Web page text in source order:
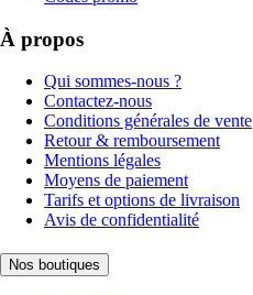
À propos
Qui sommes-nous ?
Contactez-nous
Conditions générales de vente
Retour & remboursement
Mentions légales
Moyens de paiement
Tarifs et options de livraison
Avis de confidentialité
Nos boutiques